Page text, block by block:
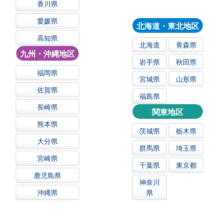
北海道・東北地区
北海道
青森県
岩手県
秋田県
宮城県
山形県
福島県
関東地区
茨城県
栃木県
群馬県
埼玉県
千葉県
東京都
神奈川
県
香川県
愛媛県
高知県
九州・沖縄地区
福岡県
佐賀県
長崎県
熊本県
大分県
宮崎県
鹿児島県
沖縄県